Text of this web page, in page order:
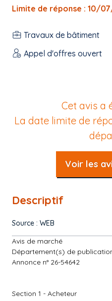
Limite de réponse : 10/
Travaux de bâtiment
Appel d'offres ouvert
Cet avis a
La date limite de
Voir les
Descriptif
Source : WEB
Avis de marché
Département(s) de
Annonce n° 26-54642
Section 1 - Acheteur